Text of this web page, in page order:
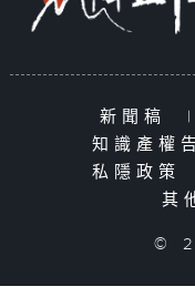
新聞稿 |
知識產權
私隱政策
其
©